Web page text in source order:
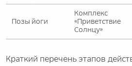
Позы йоги
Комплекс
«Приветствие
Солнцу»
Краткий перечень этапов